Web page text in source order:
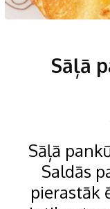
Sāļā
Sāļā
Saldās
pierastāk